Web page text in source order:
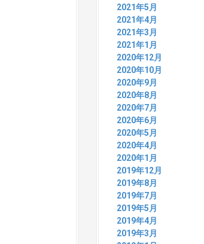
2021年5月
2021年4月
2021年3月
2021年1月
2020年12月
2020年10月
2020年9月
2020年8月
2020年7月
2020年6月
2020年5月
2020年4月
2020年1月
2019年12月
2019年8月
2019年7月
2019年5月
2019年4月
2019年3月